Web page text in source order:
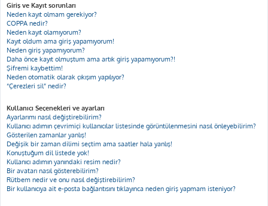
Giriş ve Kayıt sorunları
Neden kayıt olmam gerekiyor?
COPPA nedir?
Neden kayıt olamıyorum?
Kayıt oldum ama giriş yapamıyorum!
Neden giriş yapamıyorum?
Daha önce kayıt olmuştum ama artık giriş yapamıyorum?!
Şifremi kaybettim!
Neden otomatik olarak çıkışım yapılıyor?
“Çerezleri sil” nedir?
Kullanıcı Seçenekleri ve ayarları
Ayarlarımı nasıl değiştirebilirim?
Kullanıcı adımın çevrimiçi kullanıcılar listesinde görüntülenmesini nasıl önleyebilirim?
Gösterilen zamanlar yanlış!
Değişik bir zaman dilimi seçtim ama saatler hala yanlış!
Konuştuğum dil listede yok!
Kullanıcı adımın yanındaki resim nedir?
Bir avatarı nasıl gösterebilirim?
Rütbem nedir ve onu nasıl değiştirebilirim?
Bir kullanıcıya ait e-posta bağlantısını tıklayınca neden giriş yapmam isteniyor?